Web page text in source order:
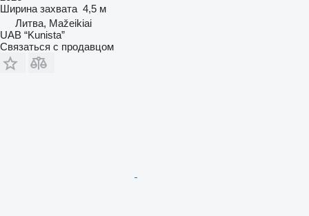
Ширина захвата 4,5 м
Литва, Mažeikiai
UAB “Kunista”
Связаться с продавцом